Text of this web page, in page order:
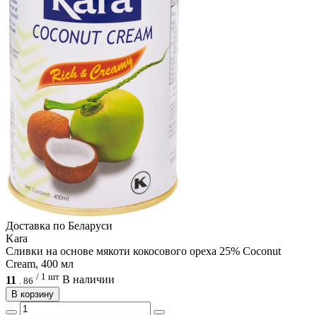
Доcтавка по Беларуси
Kara
Сливки на основе мякоти кокосового ореха 25% Coconut
Cream, 400 мл
11
86 / 1 шт В наличии
В корзину